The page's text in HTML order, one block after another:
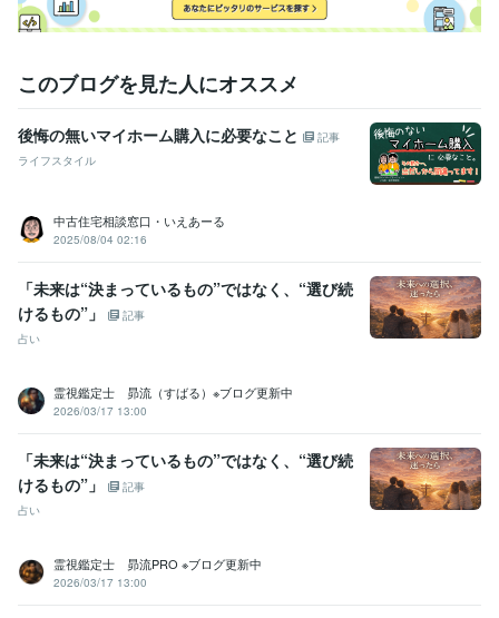
このブログを見た人にオススメ
後悔の無いマイホーム購入に必要なこと
記事
ライフスタイル
中古住宅相談窓口・いえあーる
2025/08/04 02:16
「未来は“決まっているもの”ではなく、“選び続
けるもの”」
記事
占い
霊視鑑定士 昴流（すばる）※ブログ更新中
2026/03/17 13:00
「未来は“決まっているもの”ではなく、“選び続
けるもの”」
記事
占い
霊視鑑定士 昴流PRO ※ブログ更新中
2026/03/17 13:00